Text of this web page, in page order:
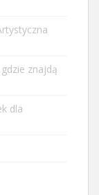
znajdą
dla